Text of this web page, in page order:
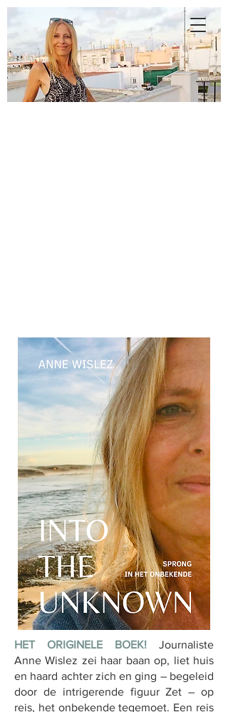
HET ORIGINELE BOEK!
Journaliste
Anne Wislez zei haar baan op, liet huis
en haard achter zich en ging – begeleid
door de intrigerende figuur Zet – op
reis, het onbekende tegemoet. Een reis